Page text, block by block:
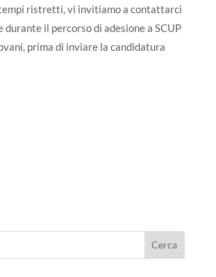
ristretti, vi invitiamo a contattarci
durante il percorso di adesione a SCUP
prima di inviare la candidatura